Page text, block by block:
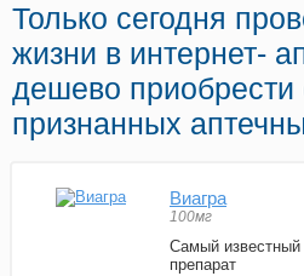
Только сегодня
жизни в интернет-
дешево
признанных
Виагра
100мг
Самый
препарат